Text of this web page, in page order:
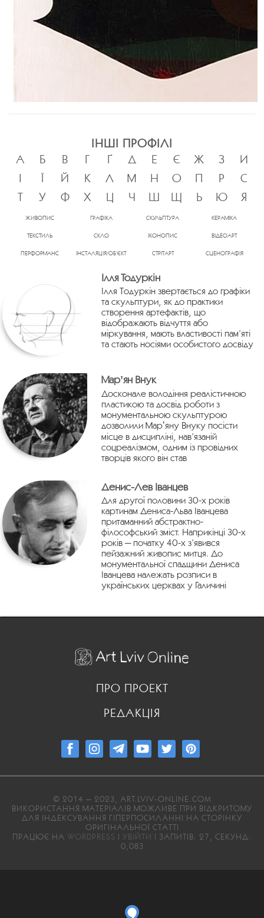
ІНШІ ПРОФІЛІ
А
Б В Г Ґ Д Е Є Ж З
И
І
Ї Й К Л М Н О П Р
С
Т
У Ф Х Ц Ч Ш Щ Ь Ю Я
ЖИВОПИС ГРАФІКА СКУЛЬПТУРА КЕРАМІКА
ТЕКСТИЛЬ СКЛО ІКОНОПИС ВІДЕОАРТ
ПЕРФОРМАНС ІНСТАЛЯЦІЯ/ОБ’ЄКТ СТРІТАРТ СЦЕНОГРАФІЯ
Ілля Тодуркін
Ілля Тодуркін звертається до графіки
та скульптури, як до практики
створення артефактів, що
відображають відчуття або
міркування, мають властивості пам’яті
та стають носіями особистого досвіду
Марʼян Внук
Досконале володіння реалістичною
пластикою та досвід роботи з
монументальною скульптурою
дозволили Марʼяну Внуку посісти
місце в дисципліні, нав’язаній
соцреалізмом, одним із провідних
творців якого він став
Денис-Лев Іванцев
Для другої половини 30-х років
картинам Дениса-Льва Іванцева
притаманний абстрактно-
філософський зміст. Наприкінці 30-х
років — початку 40-х з’явився
пейзажний живопис митця. До
монументальної спадщини Дениса
Іванцева належать розписи в
українських церквах у Галичині
ПРО ПРОЕКТ
РЕДАКЦІЯ
© 2014 — 2023, ART.LVIV-ONLINE.COM
ВИКОРИСТАННЯ МАТЕРІАЛІВ МОЖЛИВЕ ПРИ ВІДКРИТОМУ
ДЛЯ ІНДЕКСУВАННЯ ГІПЕРПОСИЛАННІ НА СТОРІНКУ
ОРИГІНАЛЬНОЇ СТАТТІ
ПРАЦЮЄ НА WORDPRESS | УВІЙТИ | ЗАПИТІВ: 27, СЕКУНД:
0,083